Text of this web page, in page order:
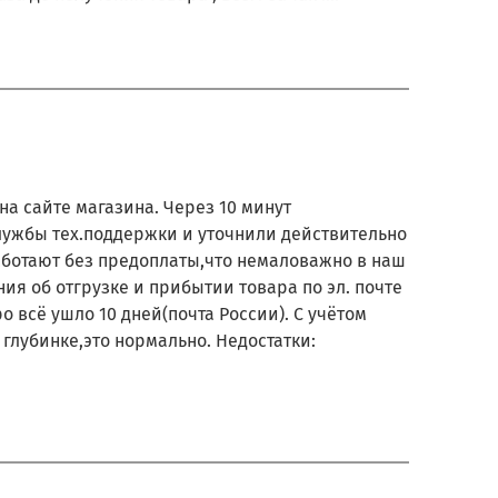
ESZ 781SW
EMZR 7481 BR
EKVH 2401WS-E
EKVH 2401IN-E
EKV 2401BR-E
EKV 2401WS-E
EKV 3401 BR E
EKV 3401 WS E
EKVH3401 WS E
EKVH3401 IN E
EMZE7481WH EMZE 7481 WS
ESZ 7481 BR ELEKTRO
SLZK 4680 WS
сайте магазина. Через 10 минут
тех.поддержки и уточнили действительно
без предоплаты,что немаловажно в наш
об отгрузке и прибытии товара по эл. почте
всё ушло 10 дней(почта России). С учётом
нормально. Недостатки: